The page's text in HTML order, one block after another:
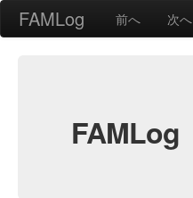
FAMLog 前へ 次へ
FAMLog